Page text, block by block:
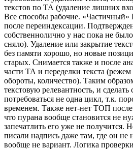
текстов по ТА (удаление лишних
Все способы рабочие. «Частичный»
после переиндексации.
собственнолично у нас пока не
сняло). Удаление или закрытие
без памяти хорошо, но новые
старых. Снимается также и после
части ТА и переделки текста
обороты, количество). Таким
текстовую релевантность, и
потребоваться не одна цикл, т.к.
временем. Также нет-нет ТОП после
что пурана вообще становится не
запечатлить его уже не получится.
писали надпись даже там, где он не
вообще не вариант. Логика